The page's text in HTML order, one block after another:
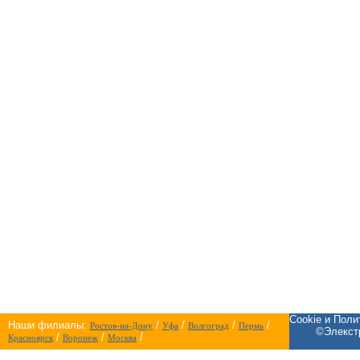
Наши филиалы: Ростов-на-Дону / Уфа / Волгоград / Пермь /
Красноярск/ Воронеж / Москва /
Cookie и